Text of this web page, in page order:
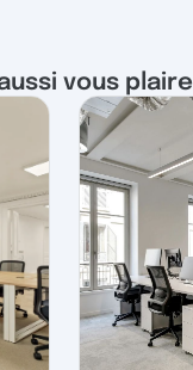
vous plaire